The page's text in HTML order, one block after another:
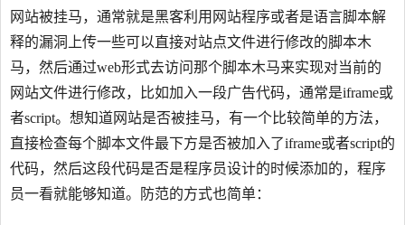
网站被挂马，通常就是黑客利用网站程序或者是语言脚本解
释的漏洞上传一些可以直接对站点文件进行修改的脚本木
马，然后通过web形式去访问那个脚本木马来实现对当前的
网站文件进行修改，比如加入一段广告代码，通常是iframe或
者script。想知道网站是否被挂马，有一个比较简单的方法，
直接检查每个脚本文件最下方是否被加入了iframe或者script的
代码，然后这段代码是否是程序员设计的时候添加的，程序
员一看就能够知道。防范的方式也简单：